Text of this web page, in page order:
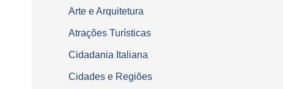
Arte e Arquitetura
Atrações Turísticas
Cidadania Italiana
Cidades e Regiões